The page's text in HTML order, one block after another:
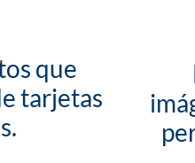
que
tarjetas